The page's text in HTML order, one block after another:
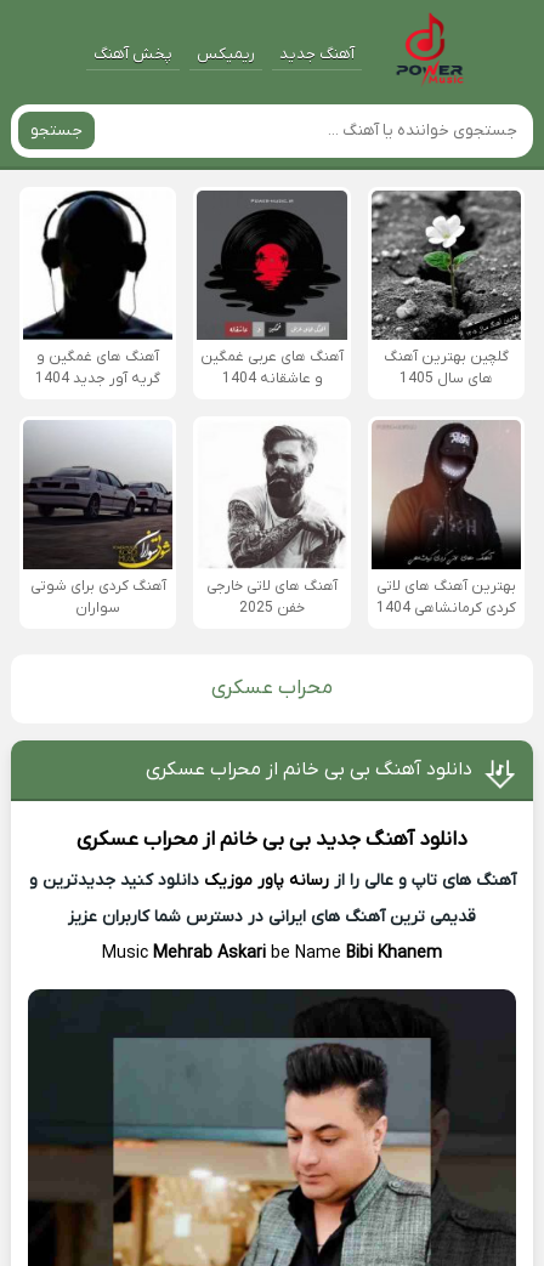
آهنگ جدید ریمیکس پخش آهنگ
جستجو
گلچین بهترین آهنگ
های سال 1405
آهنگ های عربی غمگین
و عاشقانه 1404
آهنگ های غمگین و
گریه آور جدید 1404
بهترین آهنگ های لاتی
کردی کرمانشاهی 1404
آهنگ های لاتی خارجی
خفن 2025
آهنگ کردی برای شوتی
سواران
محراب عسکری
دانلود آهنگ بی بی خانم از محراب عسکری
دانلود آهنگ جدید بی بی خانم ازمحراب عسکری
آهنگ های تاپ و عالی را ازرسانه پاور موزیک دانلود کنید جدیدترین و
قدیمی ترین آهنگ های ایرانی در دسترس شما کاربران عزیز
Music Mehrab Askari be Name Bibi Khanem